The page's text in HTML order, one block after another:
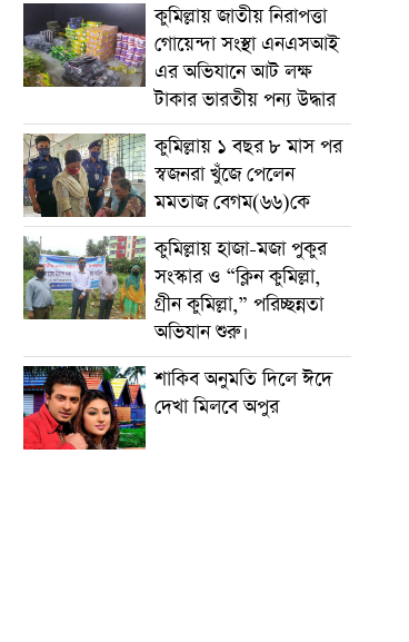
কুমিল্লায় জাতীয় নিরাপত্তা
গোয়েন্দা সংস্থা এনএসআই
এর অভিযানে আট লক্ষ
টাকার ভারতীয় পন্য উদ্ধার
কুমিল্লায় ১ বছর ৮ মাস পর
স্বজনরা খুঁজে পেলেন
মমতাজ বেগম(৬৬)কে
কুমিল্লায় হাজা-মজা পুকুর
সংস্কার ও “ক্লিন কুমিল্লা,
গ্রীন কুমিল্লা,” পরিচ্ছন্নতা
অভিযান শুরু।
শাকিব অনুমতি দিলে ঈদে
দেখা মিলবে অপুর